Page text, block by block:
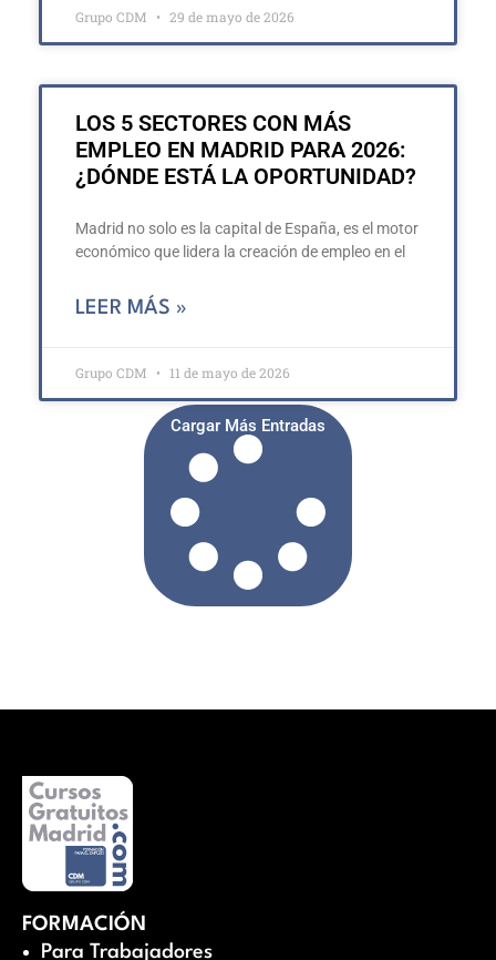
Grupo CDM 29 de mayo de 2026
LOS 5 SECTORES CON MÁS
EMPLEO EN MADRID PARA 2026:
¿DÓNDE ESTÁ LA OPORTUNIDAD?
Madrid no solo es la capital de España, es el motor
económico que lidera la creación de empleo en el
LEER MÁS »
Grupo CDM 11 de mayo de 2026
Cargar Más Entradas
FORMACIÓN
Para Trabajadores